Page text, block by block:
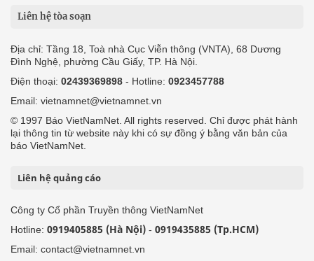
Liên hệ tòa soạn
Địa chỉ: Tầng 18, Toà nhà Cục Viễn thông (VNTA), 68 Dương
Đình Nghệ, phường Cầu Giấy, TP. Hà Nội.
Điện thoại: 02439369898 - Hotline: 0923457788
Email: vietnamnet@vietnamnet.vn
© 1997 Báo VietNamNet. All rights reserved. Chỉ được phát hành
lại thông tin từ website này khi có sự đồng ý bằng văn bản của
báo VietNamNet.
Liên hệ quảng cáo
Công ty Cổ phần Truyền thông VietNamNet
Hotline: 0919405885 (Hà Nội) - 0919435885 (Tp.HCM)
Email: contact@vietnamnet.vn